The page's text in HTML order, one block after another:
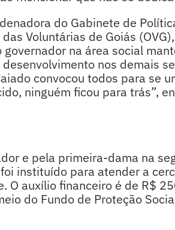
do Gabinete de
Voluntárias de Goiás
na área social
nos demais
convocou todos para se
ninguém ficou para trás”,
e pela primeira-dama na
instituído para atender a
O auxílio financeiro é de R$
do Fundo de Proteção